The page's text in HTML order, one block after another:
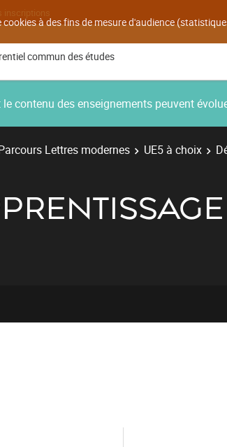
à des fins de mesure d'audience
commun des études
des enseignements peuvent
Lettres modernes UE5 à choix